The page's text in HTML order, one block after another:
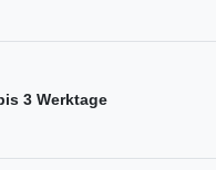
3 Werktage